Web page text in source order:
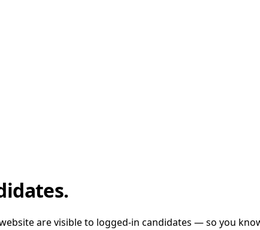
are visible to logged-in candidates — so you